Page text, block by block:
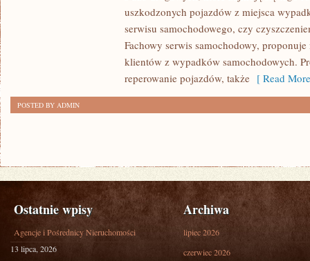
SYTUACJE,
KAŻDEGO
DNIA
MAJĄ
CZYNIENIA
uszkodzonych pojazdów z miejsca
serwisu samochodowego, czy
Fachowy serwis samochodowy,
klientów z wypadków samochodowych.
reperowanie pojazdów, także [ Read
POSTED BY ADMIN
Ostatnie wpisy
Agencje i Pośrednicy Nieruchomości
13 lipca, 2026
Archiwa
lipiec 2026
czerwiec 2026